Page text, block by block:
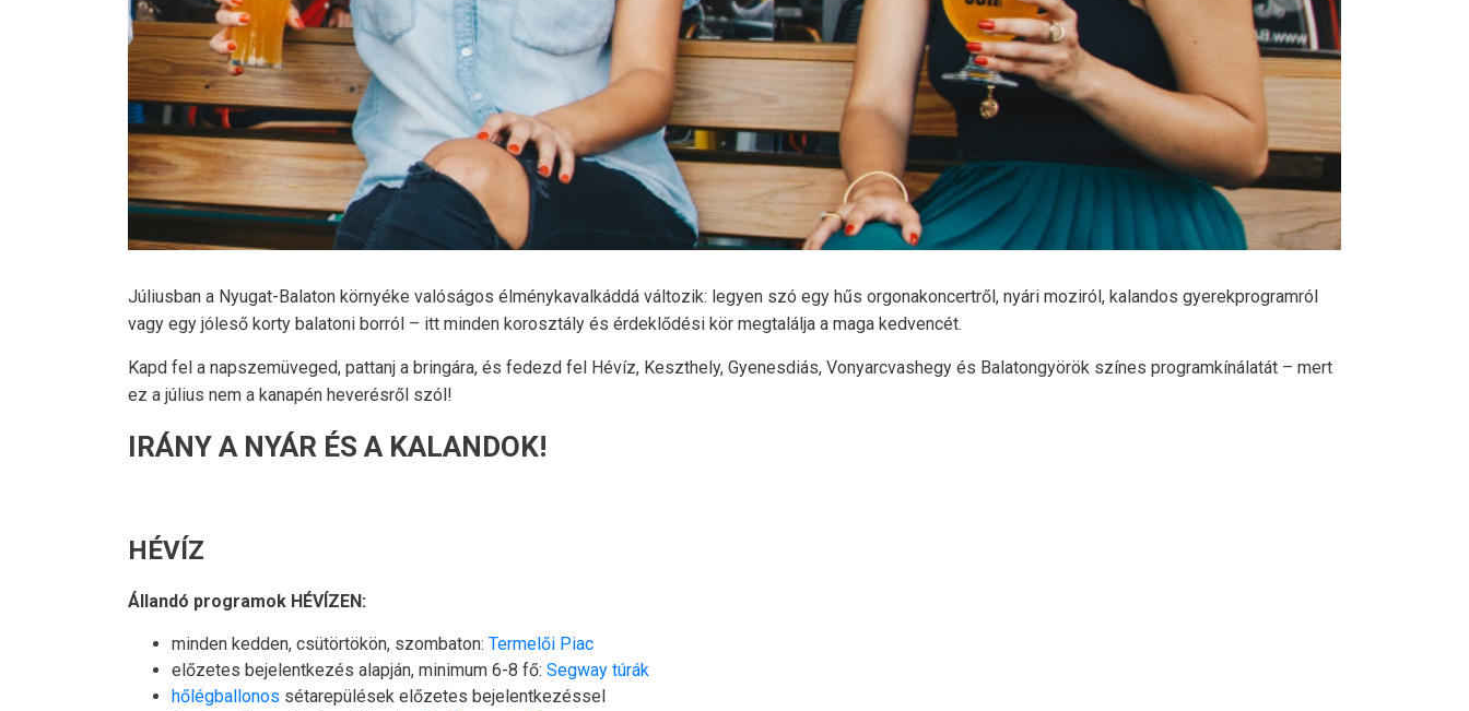
Júliusban a Nyugat-Balaton környéke valóságos élménykavalkáddá változik: legyen szó egy hűs orgonakoncertről, nyári moziról, kalandos gyerekprogramról
vagy egy jóleső korty balatoni borról – itt minden korosztály és érdeklődési kör megtalálja a maga kedvencét.
Kapd fel a napszemüveged, pattanj a bringára, és fedezd fel Hévíz, Keszthely, Gyenesdiás, Vonyarcvashegy és Balatongyörök színes programkínálatát – mert
ez a július nem a kanapén heverésről szól!
IRÁNY A NYÁR ÉS A KALANDOK!
HÉVÍZ
Állandó programok HÉVÍZEN:
minden kedden, csütörtökön, szombaton: Termelői Piac
előzetes bejelentkezés alapján, minimum 6-8 fő: Segway túrák
hőlégballonos sétarepülések előzetes bejelentkezéssel